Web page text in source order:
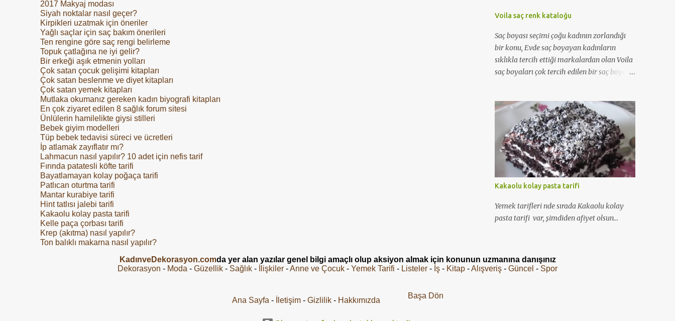
2017 Makyaj modası
Siyah noktalar nasıl geçer?
Kirpikleri uzatmak için öneriler
Yağlı saçlar için saç bakım önerileri
Ten rengine göre saç rengi belirleme
Topuk çatlağına ne iyi gelir?
Bir erkeği aşık etmenin yolları
Çok satan çocuk gelişimi kitapları
Çok satan beslenme ve diyet kitapları
Çok satan yemek kitapları
Mutlaka okumanız gereken kadın biyografi kitapları
En çok ziyaret edilen 8 sağlık forum sitesi
Ünlülerin hamilelikte giysi stilleri
Bebek giyim modelleri
Tüp bebek tedavisi süreci ve ücretleri
İp atlamak zayıflatır mı?
Lahmacun nasıl yapılır? 10 adet için nefis tarif
Fırında patatesli köfte tarifi
Bayatlamayan kolay poğaça tarifi
Patlıcan oturtma tarifi
Mantar kurabiye tarifi
Hint tatlısı jalebi tarifi
Kakaolu kolay pasta tarifi
Kelle paça çorbası tarifi
Krep (akıtma) nasıl yapılır?
Ton balıklı makarna nasıl yapılır?
Voila saç renk kataloğu
Saç boyası seçimi çoğu kadının zorlandığı
bir konu, Evde saç boyayan kadınların
sıklıkla tercih ettiği markalardan olan Voila
saç boyaları çok tercih edilen bir saç boyası
da bulabileceksiniz...
Kakaolu kolay pasta tarifi
Yemek tarifleri nde sırada Kakaolu kolay
pasta tarifi var, şimdiden afiyet olsun...
KadınveDekorasyon.comda yer alan yazılar genel bilgi amaçlı olup aksiyon almak için konunun uzmanına danışınız
Dekorasyon - Moda - Güzellik - Sağlık - İlişkiler -Anne ve Çocuk - Yemek Tarifi - Listeler - İş - Kitap -Alışveriş - Güncel - Spor
Ana Sayfa - İletişim- Gizlilik - Hakkımızda
Başa Dön